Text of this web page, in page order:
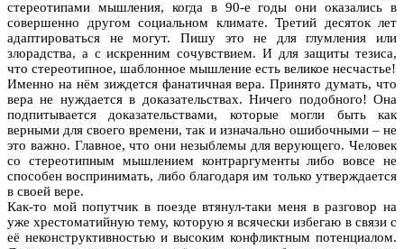
стереотипами мышления, когда в 90-е годы они оказались в
совершенно другом социальном климате. Третий десяток лет
адаптироваться не могут. Пишу это не для глумления или
злорадства, а с искренним сочувствием. И для защиты тезиса,
что стереотипное, шаблонное мышление есть великое несчастье!
Именно на нём зиждется фанатичная вера. Принято думать, что
вера не нуждается в доказательствах. Ничего подобного! Она
подпитывается доказательствами, которые могли быть как
верными для своего времени, так и изначально ошибочными – не
это важно. Главное, что они незыблемы для верующего. Человек
со стереотипным мышлением контраргументы либо вовсе не
способен воспринимать, либо благодаря им только утверждается
в своей вере.
Как-то мой попутчик в поезде втянул-таки меня в разговор на
уже хрестоматийную тему, которую я всячески избегаю в связи с
её неконструктивностью и высоким конфликтным потенциалом.